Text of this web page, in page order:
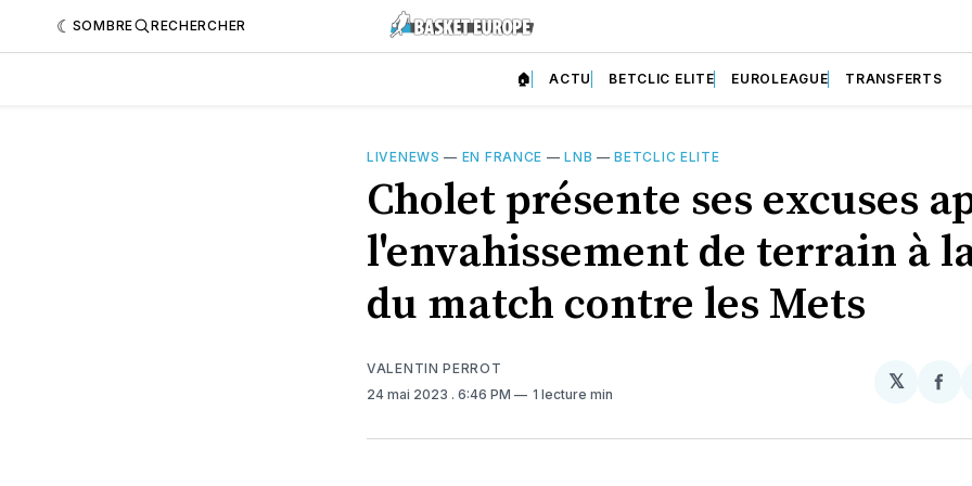
SOMBRE RECHERCHER
🏠 ACTU BETCLIC ELITE EUROLEAGUE TRANSFERTS
LIVENEWS — EN FRANCE —LNB —BETCLIC ELITE
Cholet présente ses excuses
l'envahissement de terrain à
du match contre les Mets
VALENTIN PERROT
24 mai 2023 . 6:46 PM 1 lecture min
𝕏